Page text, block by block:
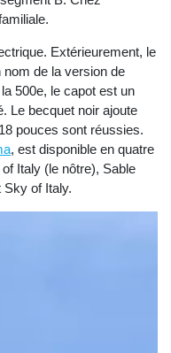
Extérieurement, le
de la version de
500e, le capot est un
Le becquet noir ajoute
pouces sont réussies.
, est disponible en quatre
Italy (le nôtre), Sable
Sky of Italy.